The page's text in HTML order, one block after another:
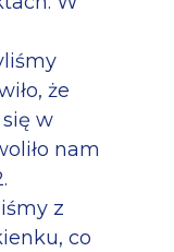
że
w
nam
z
co